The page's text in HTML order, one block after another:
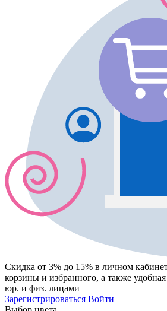
Скидка от 3% до 15% в личном
корзины и избранного, а также
юр. и физ. лицами
Зарегистрироваться Войти